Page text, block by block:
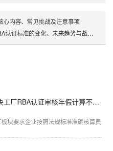
心内容、常见挑战及注意事项
证标准的变化、未来趋势与战略建议
深圳创思维企业解决工厂RBA认证审核年假计算不准确
块要求企业按照法规标准准确核算员工